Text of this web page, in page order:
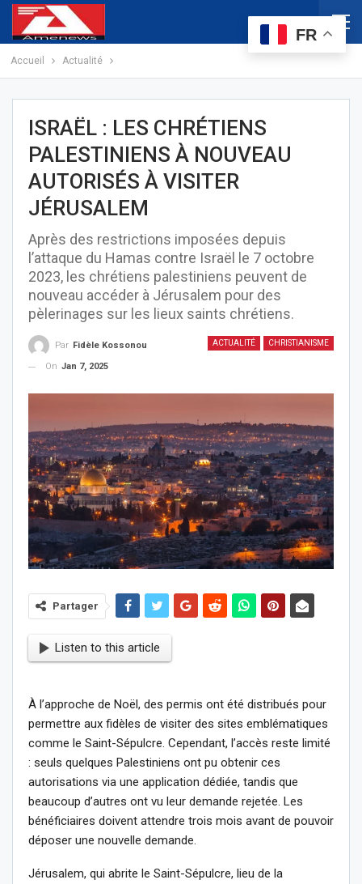
Accueil Actualité
ISRAËL : LES CHRÉTIENS
PALESTINIENS À NOUVEAU
AUTORISÉS À VISITER
JÉRUSALEM
Après des restrictions imposées depuis
l’attaque du Hamas contre Israël le 7 octobre
2023, les chrétiens palestiniens peuvent de
nouveau accéder à Jérusalem pour des
pèlerinages sur les lieux saints chrétiens.
ACTUALITÉ CHRISTIANISME
Par Fidèle Kossonou
On Jan 7, 2025
Partager
Listen to this article
À l’approche de Noël, des permis ont été distribués pour
permettre aux fidèles de visiter des sites emblématiques
comme le Saint-Sépulcre. Cependant, l’accès reste limité
: seuls quelques Palestiniens ont pu obtenir ces
autorisations via une application dédiée, tandis que
beaucoup d’autres ont vu leur demande rejetée. Les
bénéficiaires doivent attendre trois mois avant de pouvoir
déposer une nouvelle demande.
Jérusalem, qui abrite le Saint-Sépulcre, lieu de la
FR